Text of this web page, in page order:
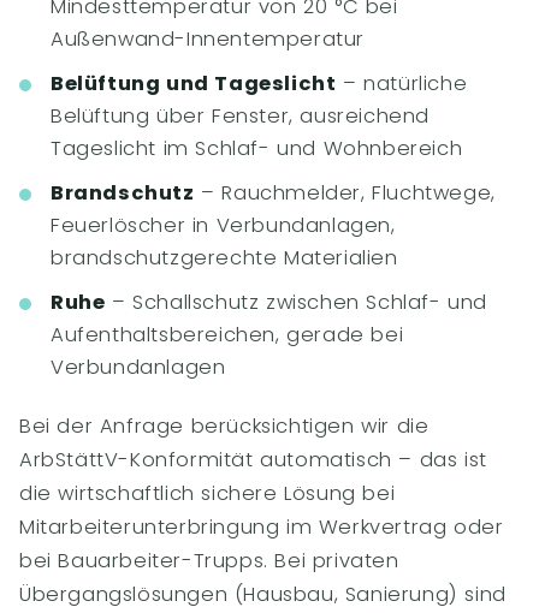
Mindesttemperatur von 20 °C bei
Außenwand-Innentemperatur
Belüftung und Tageslicht – natürliche
Belüftung über Fenster, ausreichend
Tageslicht im Schlaf- und Wohnbereich
Brandschutz – Rauchmelder, Fluchtwege,
Feuerlöscher in Verbundanlagen,
brandschutzgerechte Materialien
Ruhe – Schallschutz zwischen Schlaf- und
Aufenthaltsbereichen, gerade bei
Verbundanlagen
Bei der Anfrage berücksichtigen wir die
ArbStättV-Konformität automatisch – das ist
die wirtschaftlich sichere Lösung bei
Mitarbeiterunterbringung im Werkvertrag oder
bei Bauarbeiter-Trupps. Bei privaten
Übergangslösungen (Hausbau, Sanierung) sind